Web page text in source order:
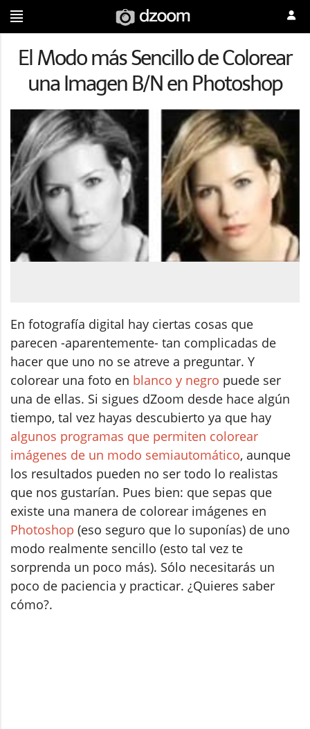
El Modo más Sencillo de Colorear
una Imagen B/N en Photoshop
En fotografía digital hay ciertas cosas que
parecen -aparentemente- tan complicadas de
hacer que uno no se atreve a preguntar. Y
colorear una foto en blanco y negro puede ser
una de ellas. Si sigues dZoom desde hace algún
tiempo, tal vez hayas descubierto ya que hay
algunos programas que permiten colorear
imágenes de un modo semiautomático, aunque
los resultados pueden no ser todo lo realistas
que nos gustarían. Pues bien: que sepas que
existe una manera de colorear imágenes en
Photoshop (eso seguro que lo suponías) de uno
modo realmente sencillo (esto tal vez te
sorprenda un poco más). Sólo necesitarás un
poco de paciencia y practicar. ¿Quieres saber
cómo?.